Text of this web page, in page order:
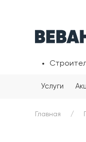
Услуги
Главная